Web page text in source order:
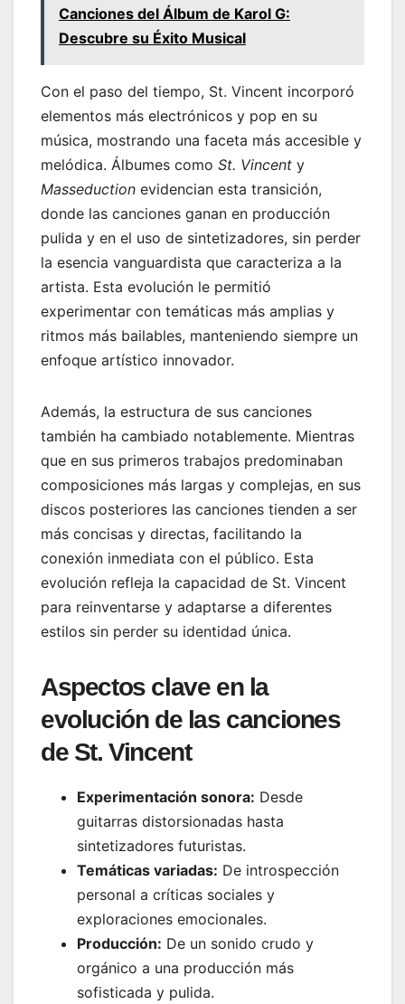
Canciones del Álbum de Karol G:
Descubre su Éxito Musical
Con el paso del tiempo, St. Vincent incorporó
elementos más electrónicos y pop en su
música, mostrando una faceta más accesible y
melódica. Álbumes como St. Vincent y
Masseduction evidencian esta transición,
donde las canciones ganan en producción
pulida y en el uso de sintetizadores, sin perder
la esencia vanguardista que caracteriza a la
artista. Esta evolución le permitió
experimentar con temáticas más amplias y
ritmos más bailables, manteniendo siempre un
enfoque artístico innovador.
Además, la estructura de sus canciones
también ha cambiado notablemente. Mientras
que en sus primeros trabajos predominaban
composiciones más largas y complejas, en sus
discos posteriores las canciones tienden a ser
más concisas y directas, facilitando la
conexión inmediata con el público. Esta
evolución refleja la capacidad de St. Vincent
para reinventarse y adaptarse a diferentes
estilos sin perder su identidad única.
Aspectos clave en la
evolución de las canciones
de St. Vincent
Experimentación sonora: Desde
guitarras distorsionadas hasta
sintetizadores futuristas.
Temáticas variadas: De introspección
personal a críticas sociales y
exploraciones emocionales.
Producción: De un sonido crudo y
orgánico a una producción más
sofisticada y pulida.